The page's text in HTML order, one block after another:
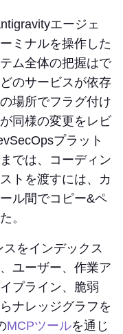
エージェ
ミナルを操作した
ム全体の把握はで
のサービスが依存
場所でフラグ付け
同様の変更をレビ
プラット
では、コーディン
トを渡すには、カ
ル間でコピー&ペ
。
をインデックス
ユーザー、作業ア
プライン、脆弱
ナレッジグラフを
MCPツールを通じ